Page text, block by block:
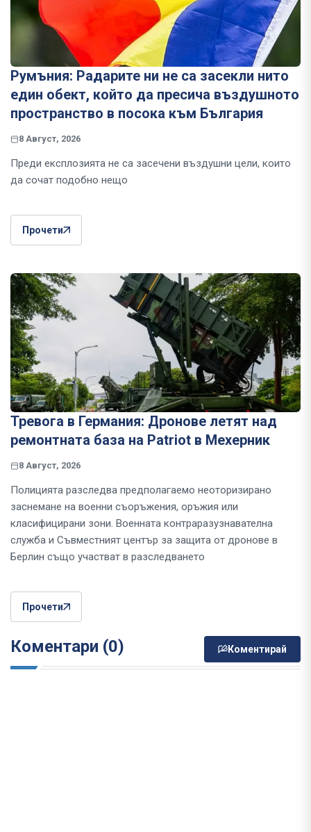
Румъния: Радарите ни не са засекли нито
един обект, който да пресича въздушното
пространство в посока към България
8 Август, 2026
Преди експлозията не са засечени въздушни цели, които
да сочат подобно нещо
Прочети
Тревога в Германия: Дронове летят над
ремонтната база на Patriot в Мехерник
8 Август, 2026
Полицията разследва предполагаемо неоторизирано
заснемане на военни съоръжения, оръжия или
класифицирани зони. Военната контраразузнавателна
служба и Съвместният център за защита от дронове в
Берлин също участват в разследването
Прочети
Коментари (0) Коментирай